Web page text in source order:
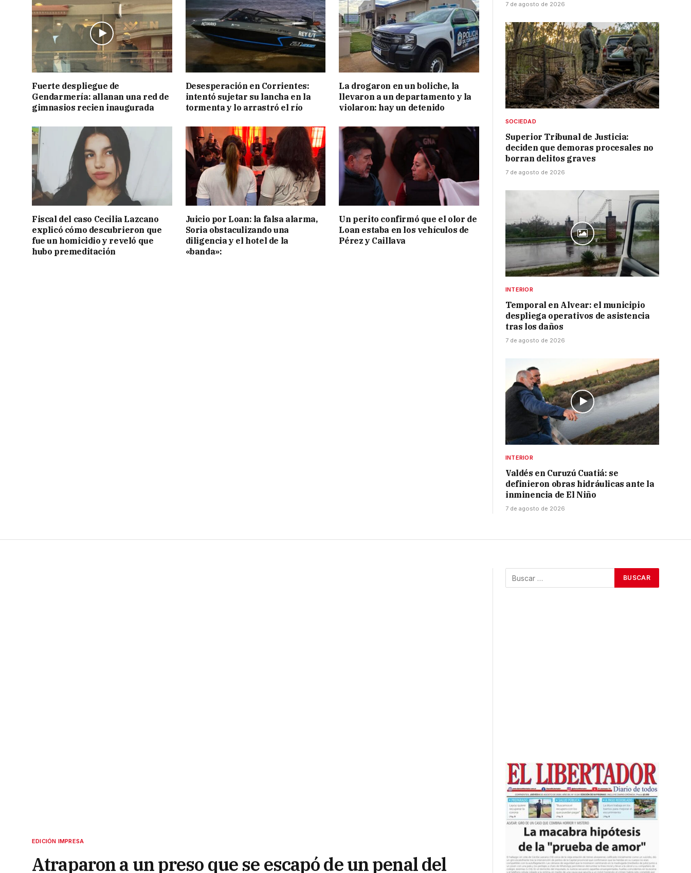
Fuerte despliegue de
Gendarmería: allanan una red de
gimnasios recien inaugurada
Desesperación en Corrientes:
intentó sujetar su lancha en la
tormenta y lo arrastró el río
La drogaron en un boliche, la
llevaron a un departamento y la
violaron: hay un detenido
Fiscal del caso Cecilia Lazcano
explicó cómo descubrieron que
fue un homicidio y reveló que
hubo premeditación
Juicio por Loan: la falsa alarma,
Soria obstaculizando una
diligencia y el hotel de la
«banda»:
Un perito confirmó que el olor de
Loan estaba en los vehículos de
Pérez y Caillava
7 de agosto de 2026
SOCIEDAD
Superior Tribunal de Justicia:
deciden que demoras procesales no
borran delitos graves
7 de agosto de 2026
INTERIOR
Temporal en Alvear: el municipio
despliega operativos de asistencia
tras los daños
7 de agosto de 2026
INTERIOR
Valdés en Curuzú Cuatiá: se
definieron obras hidráulicas ante la
inminencia de El Niño
7 de agosto de 2026
EDICIÓN IMPRESA
Atraparon a un preso que se escapó de un penal del